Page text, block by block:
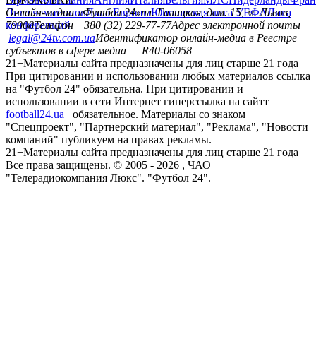
Лига чемпионовЛига ЕвропыЮношеская лига УЕФАЛига
конференций
Онлайн-медиа «Футбол 24»пл. Галицкая, дом. 15, м. Львов,
79008Телефон +380 (32) 229-77-77Адрес электронной почты
legal@24tv.com.uaИдентификатор онлайн-медиа в Реестре
субъектов в сфере медиа — R40-06058
21+Материалы сайта предназначены для лиц старше 21 года
При цитировании и использовании любых материалов ссылка
на "Футбол 24" обязательна. При цитировании и
использовании в сети Интернет гиперссылка на сайтт
football24.ua
обязательное. Материалы со знаком
"Спецпроект", "Партнерский материал", "Реклама", "Новости
компаний" публикуем на правах рекламы.
21+Материалы сайта предназначены для лиц старше 21 года
Все права защищены. © 2005 - 2026 , ЧАО
"Телерадиокомпания Люкс". "Футбол 24".